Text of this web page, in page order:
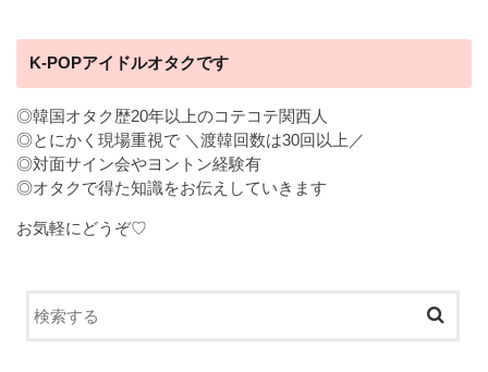
K-POPアイドルオタクです
◎韓国オタク歴20年以上のコテコテ関西人
◎とにかく現場重視で ＼渡韓回数は30回以上／
◎対面サイン会やヨントン経験有
◎オタクで得た知識をお伝えしていきます
お気軽にどうぞ♡